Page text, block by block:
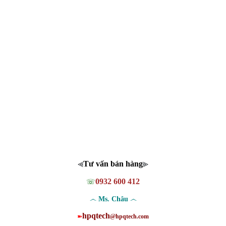
⫷Tư vấn bán hàng⫸
☏0932 600 412
෴Ms. Châu ෴
➽hpqtech@hpqtech.com